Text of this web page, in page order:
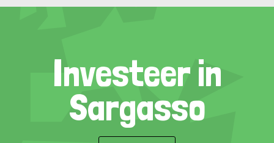
Investeer in
Sargasso